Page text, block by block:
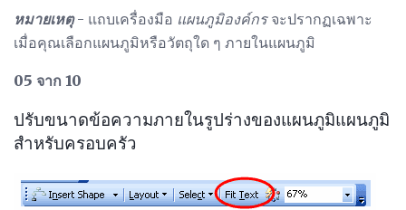
หมายเหตุ- แถบเครื่องมือ แผนภูมิองค์กรจะปรากฏเฉพาะ
เมื่อคุณเลือกแผนภูมิหรือวัตถุใด ๆ ภายในแผนภูมิ
05 จาก 10
ปรับขนาดข้อความภายในรูปร่างของแผนภูมิแผนภูมิ
สำหรับครอบครัว